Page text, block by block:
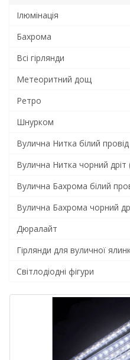
Ілюмінація
Бахрома
Всi гiрлянди
Метеоритний дощ
Ретро
Шнурком
Вулична Нитка білий
Вулична Нитка чорний дріт
Вулична Бахрома білий
Вулична Бахрома чорний
Дюралайт
Гірлянди для вуличної
Світлодіодні фігури